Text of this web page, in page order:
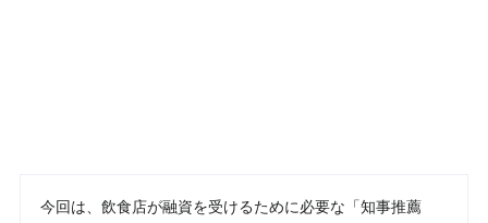
今回は、飲食店が融資を受けるために必要な「知事推薦